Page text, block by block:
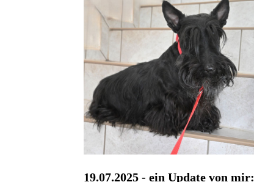
19.07.2025 - ein Update von mir: